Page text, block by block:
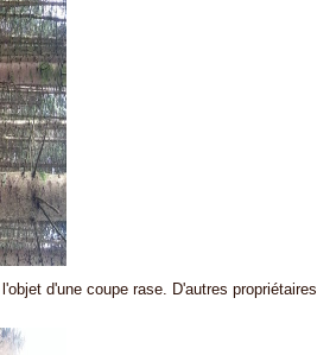
d'une coupe rase. D'autres propriétaires